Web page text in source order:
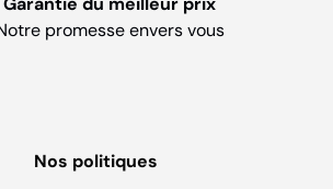
promesse envers vous
Nos politiques